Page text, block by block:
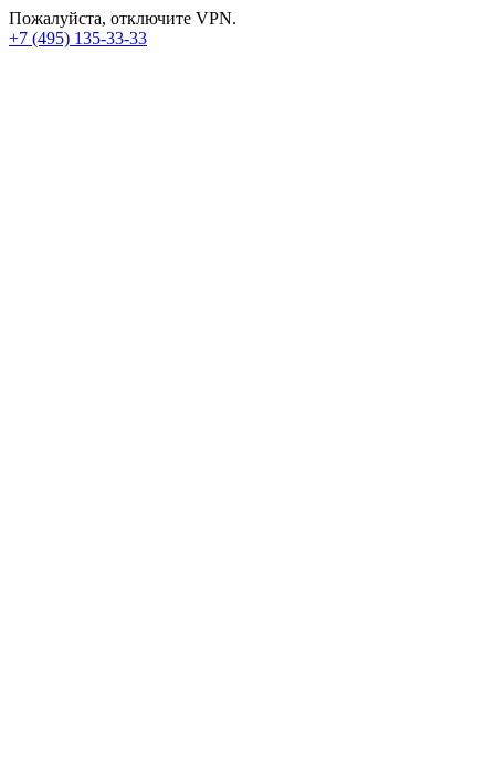
Пожалуйста, отключите VPN.
+7 (495) 135-33-33